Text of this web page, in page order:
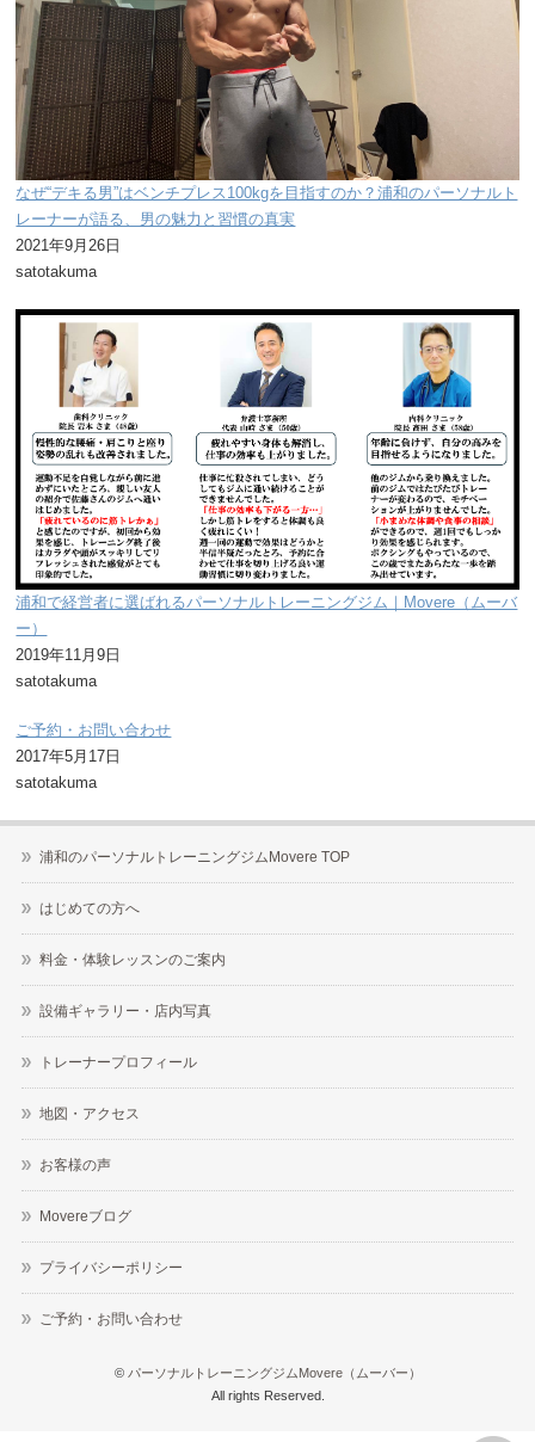
なぜ“デキる男”はベンチプレス100kgを目指すのか？浦和のパーソナルト
レーナーが語る、男の魅力と習慣の真実
2021年9月26日
satotakuma
浦和で経営者に選ばれるパーソナルトレーニングジム｜Movere（ムーバ
ー）
2019年11月9日
satotakuma
ご予約・お問い合わせ
2017年5月17日
satotakuma
浦和のパーソナルトレーニングジムMovere TOP
はじめての方へ
料金・体験レッスンのご案内
設備ギャラリー・店内写真
トレーナープロフィール
地図・アクセス
お客様の声
Movereブログ
プライバシーポリシー
ご予約・お問い合わせ
© パーソナルトレーニングジムMovere（ムーバー）
All rights Reserved.